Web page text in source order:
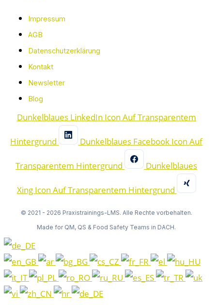
Impressum
AGB
Datenschutzerklärung
Kontakt
Newsletter
Blog
Dunkelblaues LinkedIn Icon Auf Transparentem
Hintergrund Dunkelblaues Facebook Icon Auf
Transparentem Hintergrund Dunkelblaues
Xing Icon Auf Transparentem Hintergrund
© 2021 - 2026 Praxistrainings-LMS. Alle Rechte vorbehalten.
Made for QM, QS & Food Safety Teams in DACH.